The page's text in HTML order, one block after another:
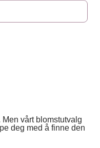
vårt blomstutvalg
deg med å finne den